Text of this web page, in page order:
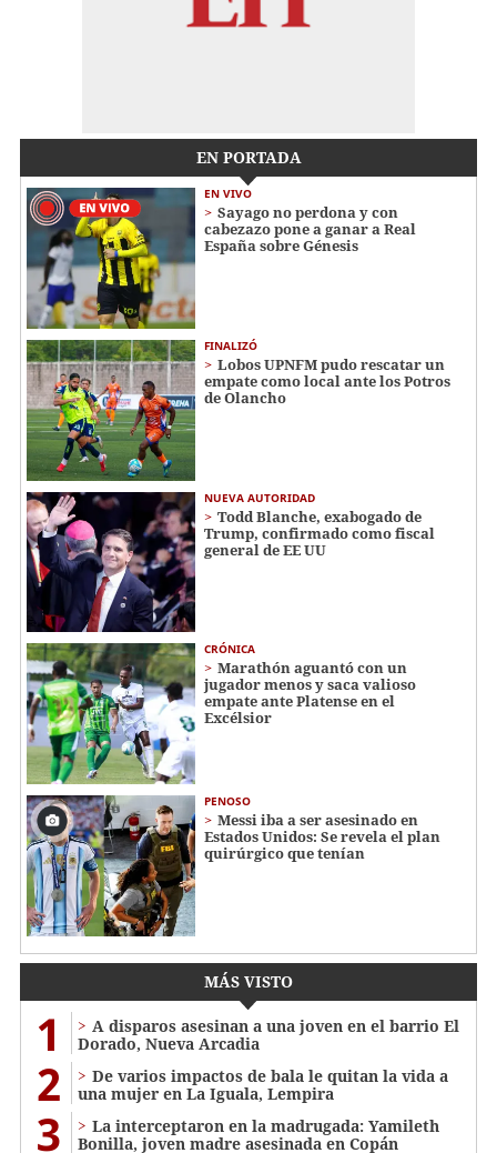
EN PORTADA
EN VIVO
Sayago no perdona y con
cabezazo pone a ganar a Real
España sobre Génesis
FINALIZÓ
Lobos UPNFM pudo rescatar un
empate como local ante los Potros
de Olancho
NUEVA AUTORIDAD
Todd Blanche, exabogado de
Trump, confirmado como fiscal
general de EE UU
CRÓNICA
Marathón aguantó con un
jugador menos y saca valioso
empate ante Platense en el
Excélsior
PENOSO
Messi iba a ser asesinado en
Estados Unidos: Se revela el plan
quirúrgico que tenían
MÁS VISTO
1
A disparos asesinan a una joven en el barrio El
Dorado, Nueva Arcadia
2
De varios impactos de bala le quitan la vida a
una mujer en La Iguala, Lempira
3
La interceptaron en la madrugada: Yamileth
Bonilla, joven madre asesinada en Copán